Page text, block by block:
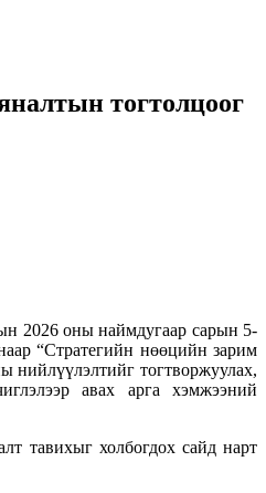
тогтолцоог
2026 оны наймдугаар сарын 5-
“Стратегийн нөөцийн зарим
нийлүүлэлтийг тогтворжуулах,
авах арга хэмжээний
тавихыг холбогдох сайд нарт